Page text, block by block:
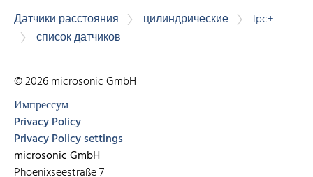
Датчики расстояния цилиндрические
lpc+
список датчиков
© 2026 microsonic GmbH
Импрессум
Privacy Policy
Privacy Policy settings
microsonic GmbH
Phoenixseestraße 7